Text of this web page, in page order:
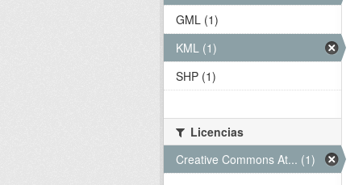
GML (1)
KML (1)
SHP (1)
Licencias
Creative Commons At... (1)